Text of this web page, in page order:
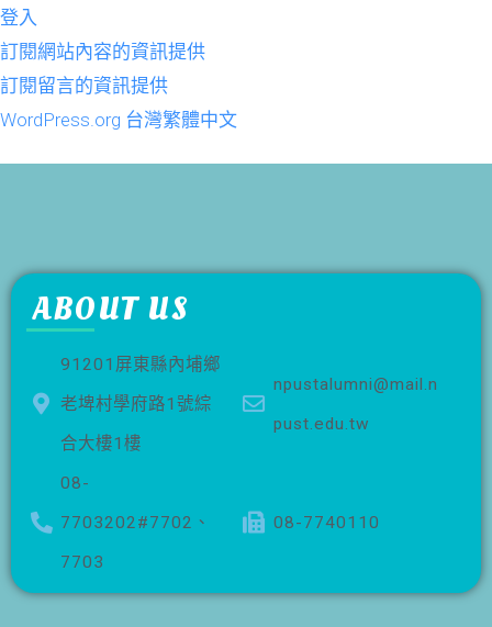
登入
訂閱網站內容的資訊提供
訂閱留言的資訊提供
WordPress.org 台灣繁體中文
ABOUT US
91201屏東縣內埔鄉
老埤村學府路1號綜
合大樓1樓
npustalumni@mail.n
pust.edu.tw
08-
7703202#7702、
7703
08-7740110